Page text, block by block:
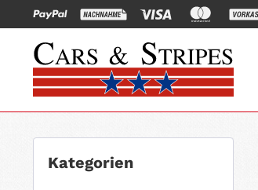
Kategorien